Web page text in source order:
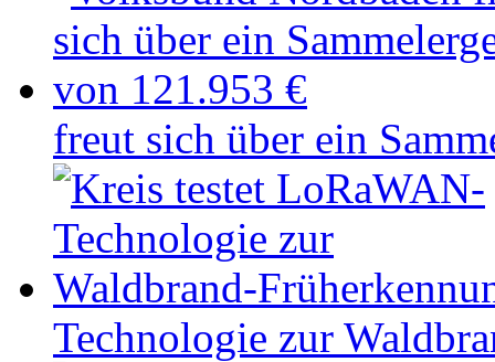
freut sich über ein
Technologie zur